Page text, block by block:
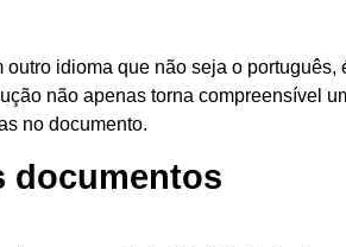
idioma que não seja o português,
não apenas torna compreensível
no documento.
documentos